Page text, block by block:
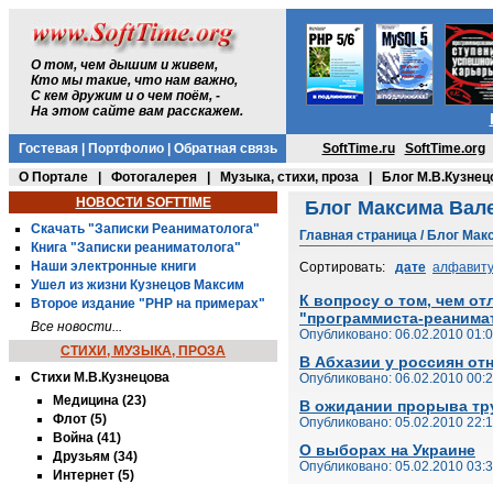
О том, чем дышим и живем,
Кто мы такие, что нам важно,
С кем дружим и о чем поём, -
На этом сайте вам расскажем.
Гостевая| Портфолио| Обратная связь SoftTime.ru
SoftTime.org
О Портале
Фотогалерея Музыка, стихи, проза
Блог
НОВОСТИ SOFTTIME
Скачать "Записки Реаниматолога"
Книга "Записки реаниматолога"
Наши электронные книги
Ушел из жизни Кузнецов Максим
Второе издание "PHP на примерах"
Все новости...
СТИХИ, МУЗЫКА, ПРОЗА
Стихи М.В.Кузнецова
Медицина (23)
Флот (5)
Война (41)
Друзьям (34)
Интернет (5)
Блог Максима
Главная страница / Блог
Сортировать: дате алфавиту
К вопросу о том, чем
"программиста-
Опубликовано: 06.02.2010
В Абхазии у россиян
Опубликовано: 06.02.2010
В ожидании прорыва
Опубликовано: 05.02.2010
О выборах на Украине
Опубликовано: 05.02.2010